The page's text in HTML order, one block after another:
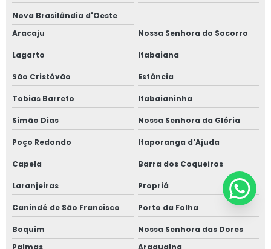
Nova Brasilândia d'Oeste
Aracaju
Nossa Senhora do Socorro
Lagarto Itabaiana
São Cristóvão Estância
Tobias Barreto Itabaianinha
Simão Dias Nossa Senhora da Glória
Poço Redondo Itaporanga d'Ajuda
Capela Barra dos Coqueiros
Laranjeiras Propriá
Canindé de São Francisco Porto da Folha
Boquim
Nossa Senhora das Dores